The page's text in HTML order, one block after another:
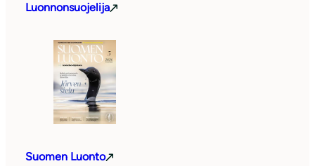
Luonnonsuojelija
Suomen Luonto